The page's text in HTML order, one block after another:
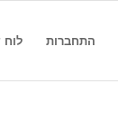
התחברות לוח